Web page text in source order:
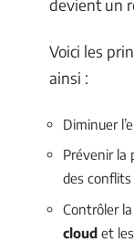
devient un
Voici les
ainsi :
Diminuer
Prévenir la
des conflits
Contrôler
cloud et